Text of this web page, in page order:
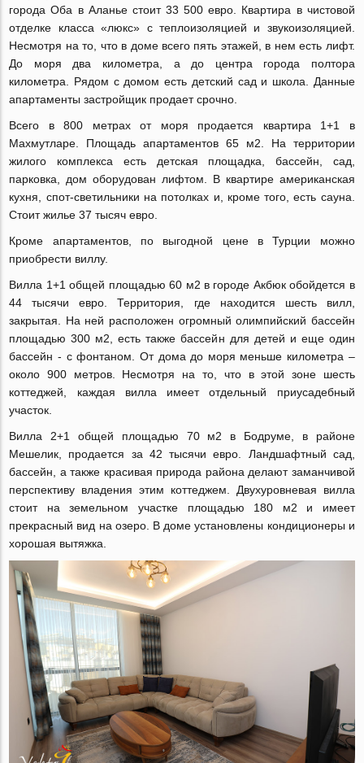
города Оба в Аланье стоит 33 500 евро. Квартира в чистовой
отделке класса «люкс» с теплоизоляцией и звукоизоляцией.
Несмотря на то, что в доме всего пять этажей, в нем есть лифт.
До моря два километра, а до центра города полтора
километра. Рядом с домом есть детский сад и школа. Данные
апартаменты застройщик продает срочно.
Всего в 800 метрах от моря продается квартира 1+1 в
Махмутларе. Площадь апартаментов 65 м2. На территории
жилого комплекса есть детская площадка, бассейн, сад,
парковка, дом оборудован лифтом. В квартире американская
кухня, спот-светильники на потолках и, кроме того, есть сауна.
Стоит жилье 37 тысяч евро.
Кроме апартаментов, по выгодной цене в Турции можно
приобрести виллу.
Вилла 1+1 общей площадью 60 м2 в городе Акбюк обойдется в
44 тысячи евро. Территория, где находится шесть вилл,
закрытая. На ней расположен огромный олимпийский бассейн
площадью 300 м2, есть также бассейн для детей и еще один
бассейн - с фонтаном. От дома до моря меньше километра –
около 900 метров. Несмотря на то, что в этой зоне шесть
коттеджей, каждая вилла имеет отдельный приусадебный
участок.
Вилла 2+1 общей площадью 70 м2 в Бодруме, в районе
Мешелик, продается за 42 тысячи евро. Ландшафтный сад,
бассейн, а также красивая природа района делают заманчивой
перспективу владения этим коттеджем. Двухуровневая вилла
стоит на земельном участке площадью 180 м2 и имеет
прекрасный вид на озеро. В доме установлены кондиционеры и
хорошая вытяжка.